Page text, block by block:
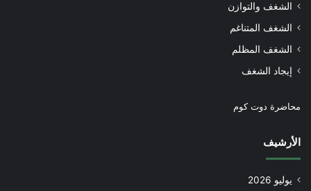
الشغف والتوازن
الشغف المتناغم
الشغف المظلم
إيجاد الشغف
محاضرة دوت كوم
الأرشيف
يوليو 2026